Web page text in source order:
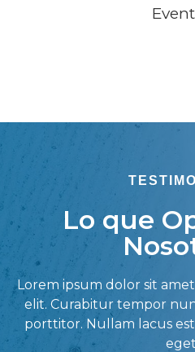
Lo que
Lorem ipsum dolor sit
elit. Curabitur tempor
porttitor. Nullam lacus